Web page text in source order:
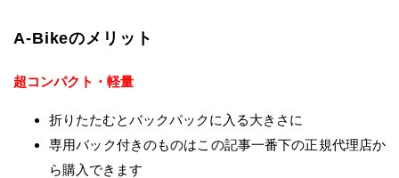
A-Bikeのメリット
超コンパクト・軽量
折りたたむとバックパックに入る大きさに
専用バック付きのものはこの記事一番下の正規代理店か
ら購入できます